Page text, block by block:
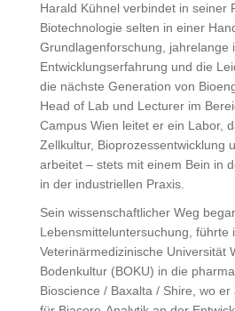
Harald Kühnel verbindet in seiner
Biotechnologie selten in einer
Grundlagenforschung, jahrelange
Entwicklungserfahrung und die
die nächste Generation von
Head of Lab und Lecturer im
Campus Wien leitet er ein Labor,
Zellkultur, Bioprozessentwicklung
arbeitet – stets mit einem Bein in
in der industriellen Praxis.
Sein wissenschaftlicher Weg
Lebensmitteluntersuchung, führte
Veterinärmedizinische Universität
Bodenkultur (BOKU) in die
Bioscience / Baxalta / Shire, wo